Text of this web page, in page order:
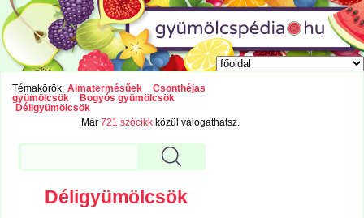
Témakörök: Almatermésűek
Csonthéjas
gyümölcsök
Bogyós gyümölcsök
Déligyümölcsök
Már721 szócikk közül válogathatsz.
Déligyümölcsök